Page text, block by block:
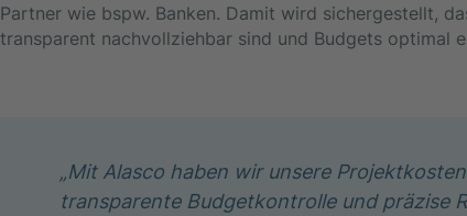
Partner wie bspw. Banken. Damit wird sichergestellt,
transparent nachvollziehbar sind und Budgets optimal
„Mit Alasco haben wir unsere
transparente Budgetkontrolle und präzise